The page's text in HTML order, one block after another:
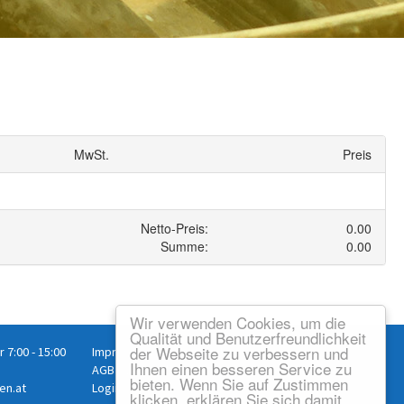
Wir verwenden Cookies, um die
Qualität und Benutzerfreundlichkeit
der Webseite zu verbessern und
Ihnen einen besseren Service zu
bieten. Wenn Sie auf Zustimmen
klicken, erklären Sie sich damit
7:00 - 15:00
Impressum /Datenschutz
AGB
Versand
Login